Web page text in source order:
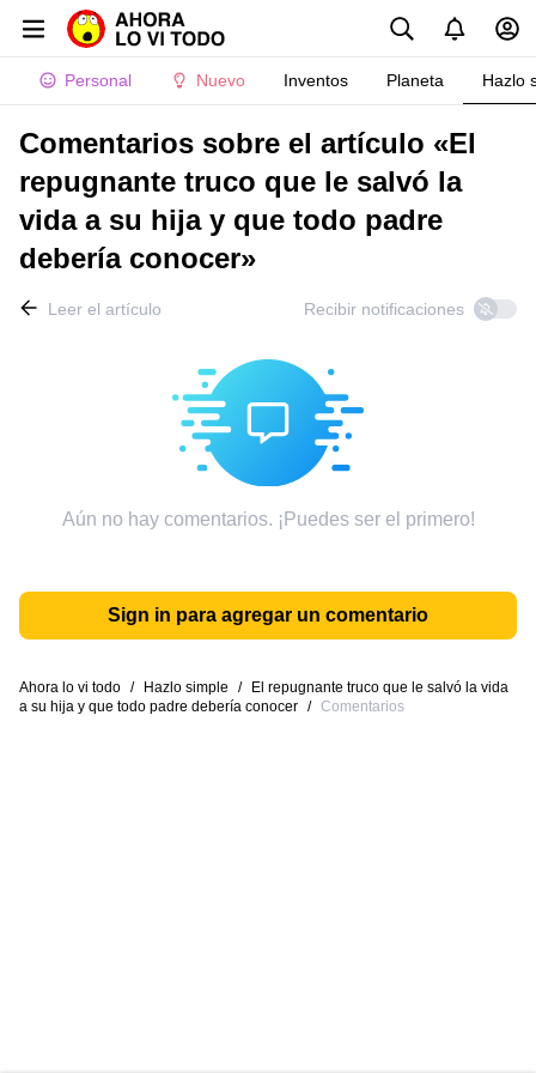
Personal Nuevo Inventos Planeta Hazlo
Comentarios sobre el artículo «El
repugnante truco que le salvó la
vida a su hija y que todo padre
debería conocer»
Leer el artículo Recibir notificaciones
Aún no hay comentarios. ¡Puedes ser el primero!
Sign in para agregar un comentario
Ahora lo vi todo / Hazlo simple /
El repugnante truco que le salvó la vida
a su hija y que todo padre debería conocer / Comentarios